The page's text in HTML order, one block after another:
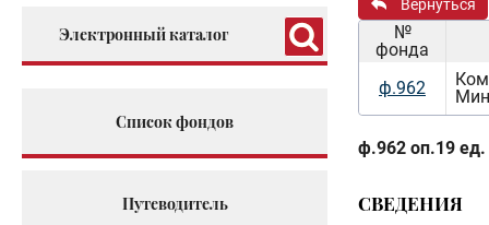
Электронный каталог
Список фондов
Путеводитель
Вернуться
№
фонда
ф.962
ф.962 оп.19 ед.
СВЕДЕНИЯ